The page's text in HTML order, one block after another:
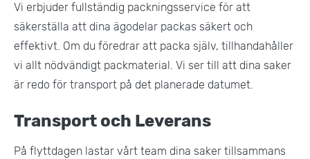
Vi erbjuder fullständig packningsservice för att
säkerställa att dina ägodelar packas säkert och
effektivt. Om du föredrar att packa själv, tillhandahåller
vi allt nödvändigt packmaterial. Vi ser till att dina saker
är redo för transport på det planerade datumet​.
Transport och Leverans
På flyttdagen lastar vårt team dina saker tillsammans